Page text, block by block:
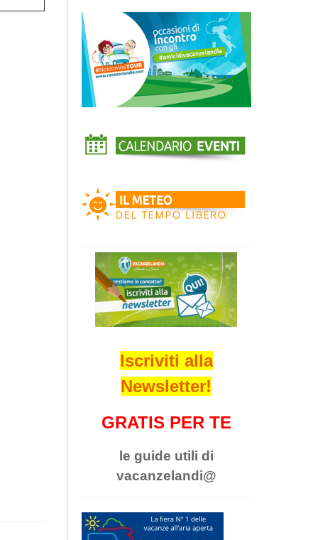
Iscriviti alla
Newsletter!
GRATIS PER TE
le guide utili di
vacanzelandi@